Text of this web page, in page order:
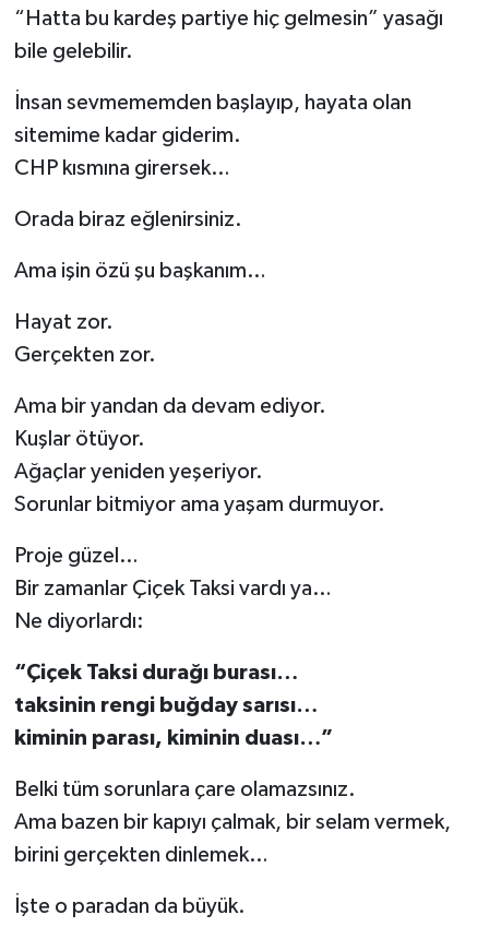
“Hatta bu kardeş partiye hiç gelmesin” yasağı
bile gelebilir.
İnsan sevmememden başlayıp, hayata olan
sitemime kadar giderim.
CHP kısmına girersek…
Orada biraz eğlenirsiniz.
Ama işin özü şu başkanım…
Hayat zor.
Gerçekten zor.
Ama bir yandan da devam ediyor.
Kuşlar ötüyor.
Ağaçlar yeniden yeşeriyor.
Sorunlar bitmiyor ama yaşam durmuyor.
Proje güzel…
Bir zamanlar Çiçek Taksi vardı ya…
Ne diyorlardı:
“Çiçek Taksi durağı burası…
taksinin rengi buğday sarısı…
kiminin parası, kiminin duası…”
Belki tüm sorunlara çare olamazsınız.
Ama bazen bir kapıyı çalmak, bir selam vermek,
birini gerçekten dinlemek…
İşte o paradan da büyük.